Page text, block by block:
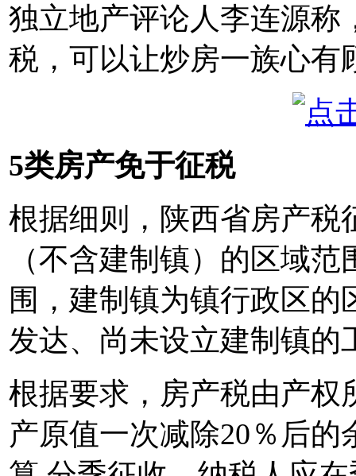
独立地产评论人李连源称
税，可以让炒房一族心有
5类房产免于征税
根据细则，陕西省房产税
（不含建制镇）的区域
围，建制镇为镇行政区
发达、尚未设立建制镇的
根据要求，房产税由产权
产原值一次减除20％后